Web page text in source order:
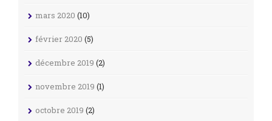
mars 2020 (10)
février 2020 (5)
décembre 2019 (2)
novembre 2019 (1)
octobre 2019 (2)